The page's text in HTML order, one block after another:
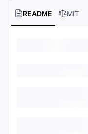
README MIT